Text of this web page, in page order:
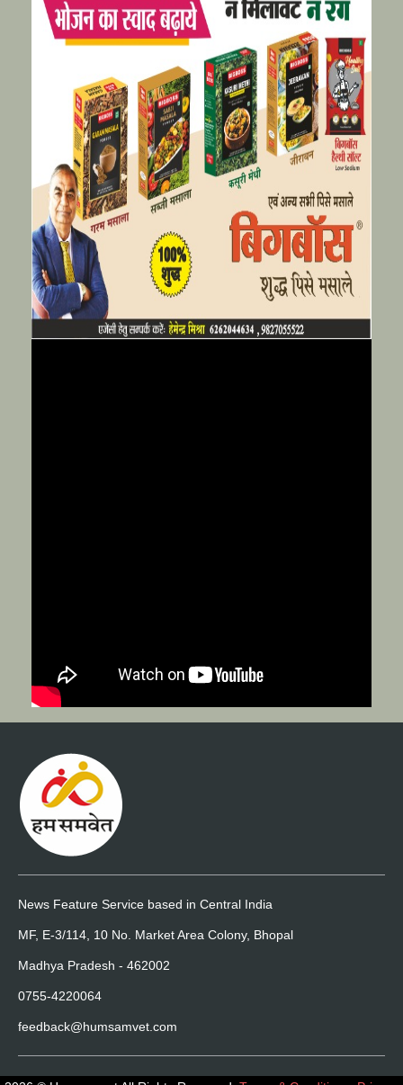
News Feature Service based in Central India
MF, E-3/114, 10 No. Market Area Colony, Bhopal
Madhya Pradesh - 462002
0755-4220064
feedback@humsamvet.com